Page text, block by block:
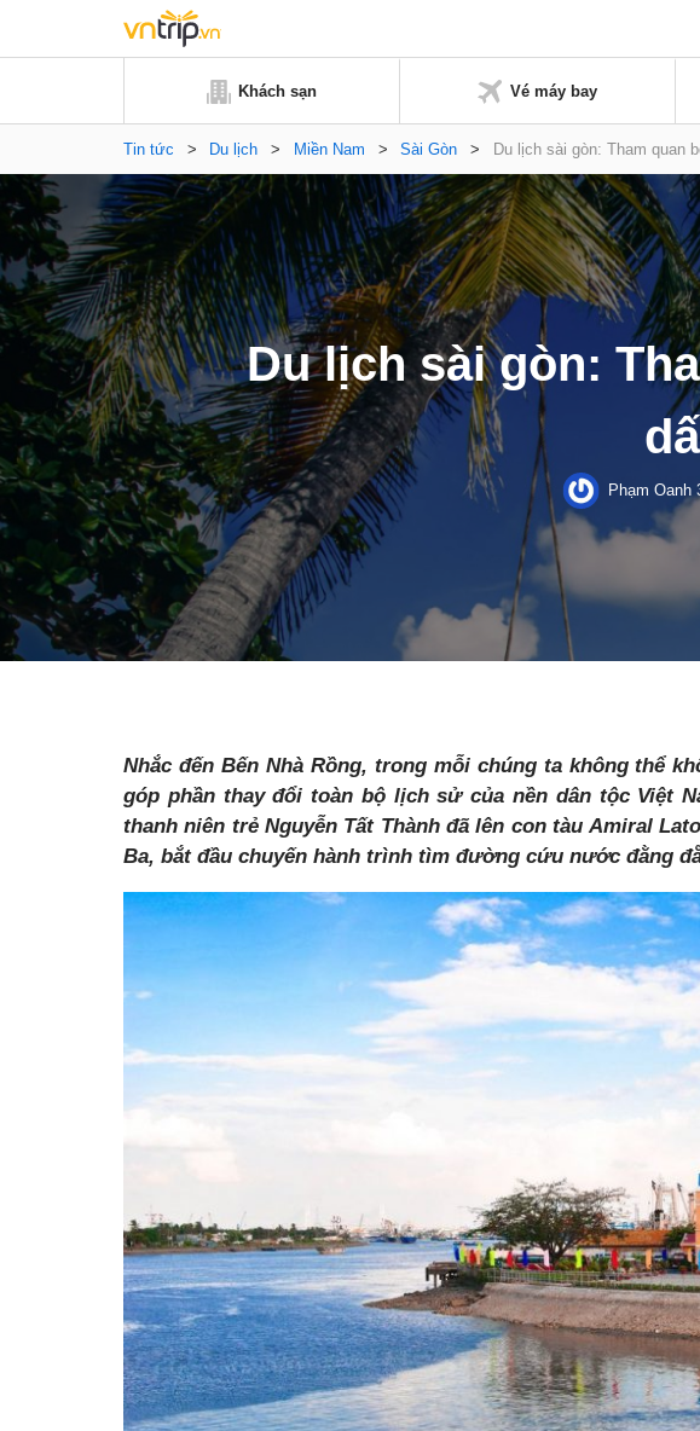
Khách sạn Vé máy bay
Tin tức > Du lịch > Miền Nam > Sài Gòn > Du lịch sài gòn: Tham quan
Du lịch sài gòn:
Phạm Oanh
Nhắc đến Bến Nhà Rồng, trong mỗi chúng ta không thể
góp phần thay đổi toàn bộ lịch sử của nền dân tộc Việt
thanh niên trẻ Nguyễn Tất Thành đã lên con tàu Amiral
Ba, bắt đầu chuyến hành trình tìm đường cứu nước đằng